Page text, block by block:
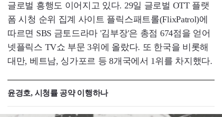
글로벌 흥행도 이어지고 있다. 29일 글로벌 OTT 플랫
폼 시청 순위 집계 사이트 플릭스패트롤(FlixPatrol)에
따르면 SBS 금토드라마 '김부장'은 총점 674점을 얻어
넷플릭스 TV쇼 부문 3위에 올랐다. 또 한국을 비롯해
대만, 베트남, 싱가포르 등 8개국에서 1위를 차지했다.
윤경호, 시청률 공약 이행하나